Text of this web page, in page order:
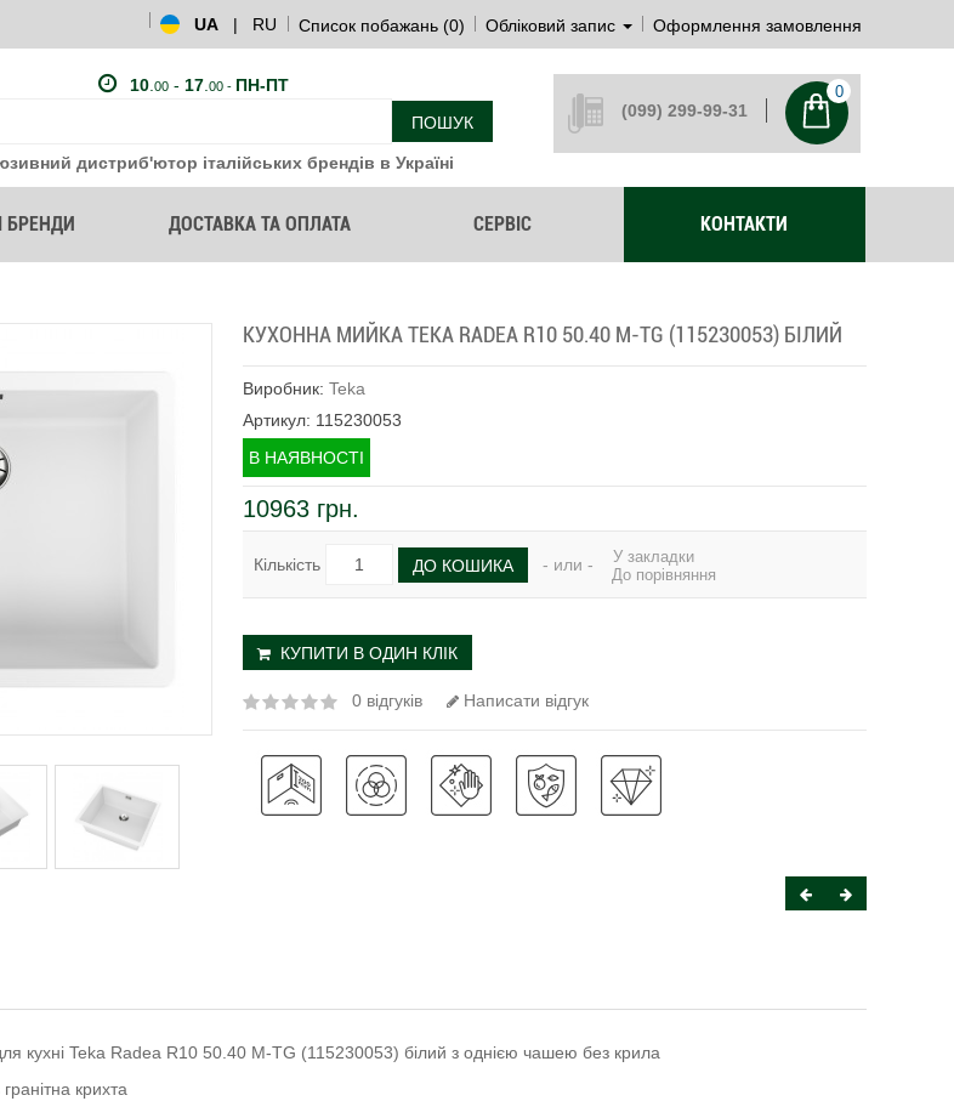
UA | RU Список побажань (0) Обліковий запис Оформлення замовлення
10. 00- 17. 00 - ПН-ПТ
ПОШУК
дистриб'ютор італійських брендів в Україні
(099) 299-99-31
0
БРЕНДИ ДОСТАВКА ТА ОПЛАТА СЕРВІС КОНТАКТИ
КУХОННА МИЙКА TEKA RADEA R10 50.40 M-TG (115230053) БІЛИЙ
Виробник:Teka
Артикул: 115230053
В НАЯВНОСТІ
10963 грн.
Кількість ДО КОШИКА - или -
У закладки
До порівняння
КУПИТИ В ОДИН КЛІК
0 відгуків Написати відгук
кухні Teka Radea R10 50.40 M-TG (115230053) білий з однією чашею без крила
крихта